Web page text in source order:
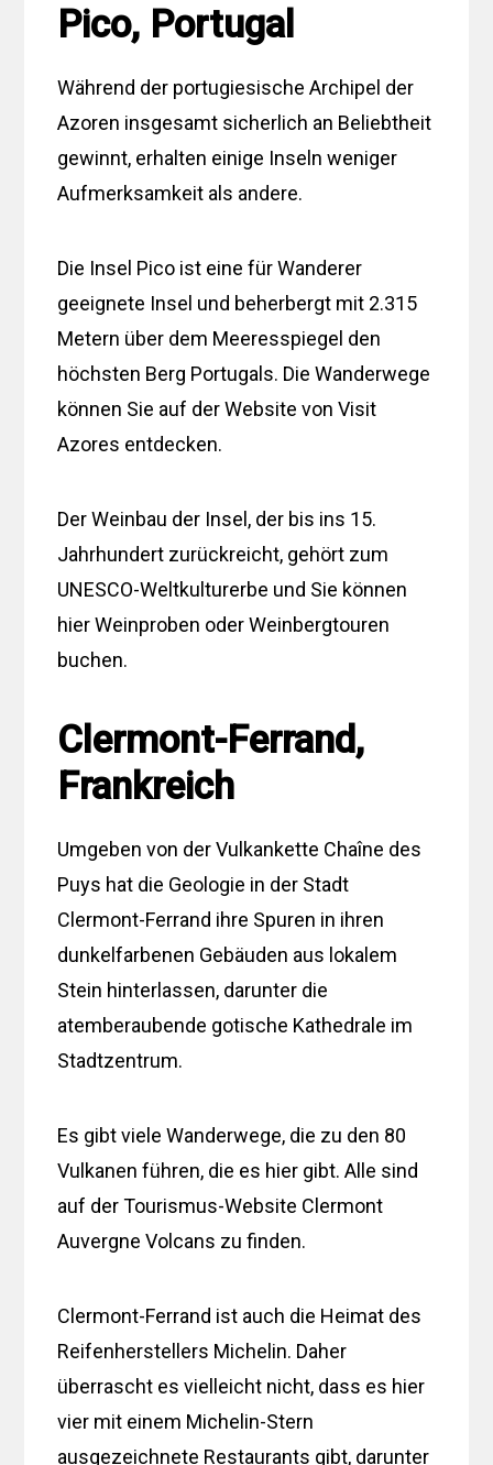
Pico, Portugal
Während der portugiesische Archipel der
Azoren insgesamt sicherlich an Beliebtheit
gewinnt, erhalten einige Inseln weniger
Aufmerksamkeit als andere.
Die Insel Pico ist eine für Wanderer
geeignete Insel und beherbergt mit 2.315
Metern über dem Meeresspiegel den
höchsten Berg Portugals. Die Wanderwege
können Sie auf der Website von Visit
Azores entdecken.
Der Weinbau der Insel, der bis ins 15.
Jahrhundert zurückreicht, gehört zum
UNESCO-Weltkulturerbe und Sie können
hier Weinproben oder Weinbergtouren
buchen.
Clermont-Ferrand,
Frankreich
Umgeben von der Vulkankette Chaîne des
Puys hat die Geologie in der Stadt
Clermont-Ferrand ihre Spuren in ihren
dunkelfarbenen Gebäuden aus lokalem
Stein hinterlassen, darunter die
atemberaubende gotische Kathedrale im
Stadtzentrum.
Es gibt viele Wanderwege, die zu den 80
Vulkanen führen, die es hier gibt. Alle sind
auf der Tourismus-Website Clermont
Auvergne Volcans zu finden.
Clermont-Ferrand ist auch die Heimat des
Reifenherstellers Michelin. Daher
überrascht es vielleicht nicht, dass es hier
vier mit einem Michelin-Stern
ausgezeichnete Restaurants gibt, darunter